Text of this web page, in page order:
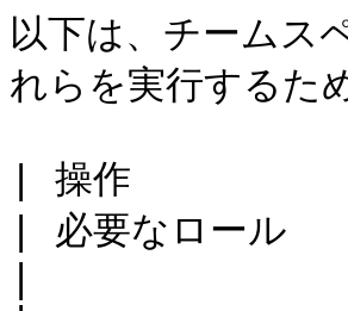
以下は、チームス
れらを実行するた
| 操作
| 必要なロール